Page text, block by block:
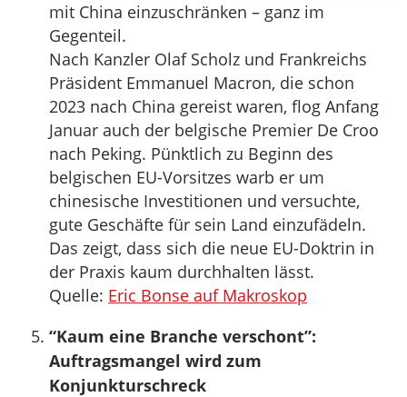
mit China einzuschränken – ganz im
Gegenteil.
Nach Kanzler Olaf Scholz und Frankreichs
Präsident Emmanuel Macron, die schon
2023 nach China gereist waren, flog Anfang
Januar auch der belgische Premier De Croo
nach Peking. Pünktlich zu Beginn des
belgischen EU-Vorsitzes warb er um
chinesische Investitionen und versuchte,
gute Geschäfte für sein Land einzufädeln.
Das zeigt, dass sich die neue EU-Doktrin in
der Praxis kaum durchhalten lässt.
Quelle: Eric Bonse auf Makroskop
“Kaum eine Branche verschont”:
Auftragsmangel wird zum
Konjunkturschreck